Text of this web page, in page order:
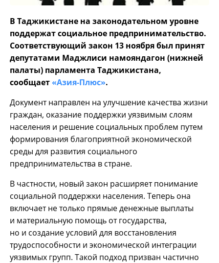
В Таджикистане на законодательном уровне
поддержат социальное предпринимательство.
Соответствующий закон 13 ноября был принят
депутатами Маджлиси намояндагон (нижней
палаты) парламента Таджикистана,
сообщает«Азия-Плюс».
Документ направлен на улучшение качества жизни
граждан, оказание поддержки уязвимым слоям
населения и решение социальных проблем путем
формирования благоприятной экономической
среды для развития социального
предпринимательства в стране.
В частности, новый закон расширяет понимание
социальной поддержки населения. Теперь она
включает не только прямые денежные выплаты
и материальную помощь от государства,
но и создание условий для восстановления
трудоспособности и экономической интеграции
уязвимых групп. Такой подход призван частично